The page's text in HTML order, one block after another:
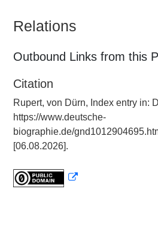
Relations
Outbound Links from this
Citation
Rupert, von Dürn, Index entry in:
https://www.deutsche-
biographie.de/
[06.08.2026].